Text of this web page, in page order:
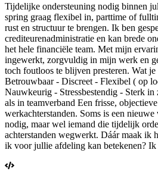
Tijdelijke ondersteuning nodig binnen
spring graag flexibel in, parttime of
rust en structuur te brengen. Ik ben
crediteurenadministratie en kan brede
het hele financiële team. Met mijn
ingewerkt, zorgvuldig in mijn werk en
toch foutloos te blijven presteren. Wat
Betrouwbaar - Discreet - Flexibel ( op
Nauwkeurig - Stressbestendig - Sterk
als in teamverband Een frisse,
werkachterstanden. Soms is een
nodig, maar wel iemand die tijdelijk
achterstanden wegwerkt. Dáár maak ik
ik voor jullie afdeling kan betekenen?